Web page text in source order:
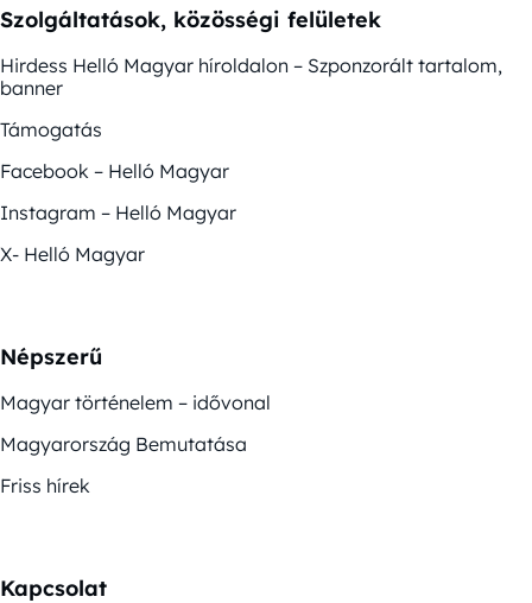
Szolgáltatások, közösségi felületek
Hirdess Helló Magyar híroldalon – Szponzorált tartalom,
banner
Támogatás
Facebook – Helló Magyar
Instagram – Helló Magyar
X- Helló Magyar
Népszerű
Magyar történelem – idővonal
Magyarország Bemutatása
Friss hírek
Kapcsolat